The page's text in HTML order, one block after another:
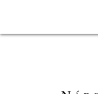
mm,